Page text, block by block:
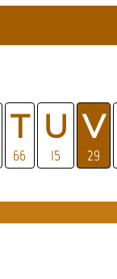
T
66
U
15
V
29